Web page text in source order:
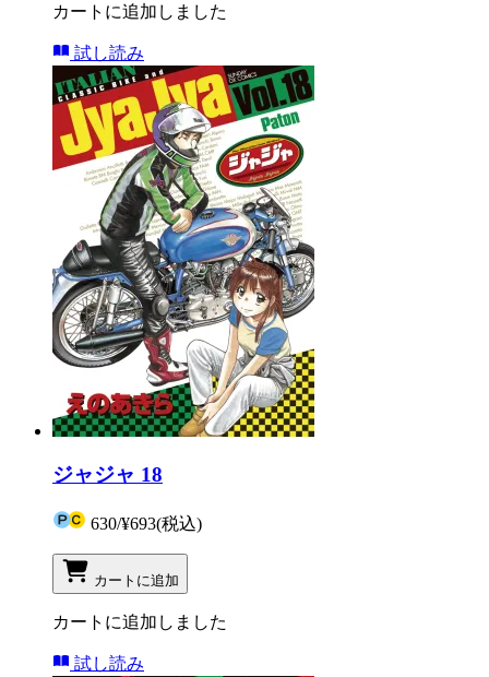
カートに追加しました
試し読み
ジャジャ 18
630/¥693(税込)
カートに追加
カートに追加しました
試し読み